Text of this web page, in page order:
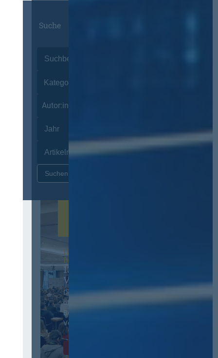
Suche
Autor:innen
12. & 13. November 2026 in
Berlin
13. Deutscher
Vergabetag
Der Jahreskongress für
öffentliches
Beschaffungswesen und
Vergaberecht